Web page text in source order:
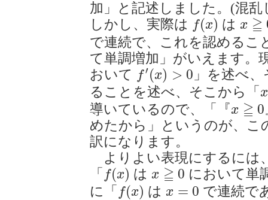
加」と記述しました。(混
しかし、実際は f(x)
f(x) は x ≧
x≧0
で連続で、これを認めるこ
て単調増加」がいえます。
おいて
f′(x) > 0
f′(x)> 0
」を述べ
ることを述べ、そこから「 x
x
導いているので、「『x ≧ 0
x≧0
めたから」というのが、こ
訳になります。
よりよい表現にするには
「 f(x)
f(x ) は x ≧ 0
x ≧0
において単
に「 f(x)
f(x ) は x = 0
x=
で連続で